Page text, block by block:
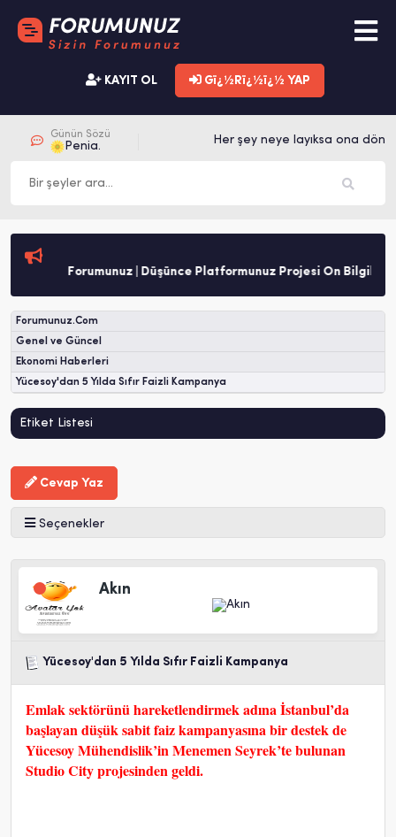
KAYIT OL Gï¿½Rï¿½ï¿½ YAP
Günün Sözü
Penia.
Her şey neye layıksa ona
Forumunuz | Düşünce Platformunuz Projesi Ön
Forumunuz.Com
Genel ve Güncel
Ekonomi Haberleri
Yücesoy'dan 5 Yılda Sıfır Faizli Kampanya
Etiket Listesi
Cevap Yaz
Seçenekler
Akın
Yücesoy'dan 5 Yılda Sıfır Faizli Kampanya
Emlak sektörünü hareketlendirmek adına İstanbul’da
başlayan düşük sabit faiz kampanyasına bir destek de
Yücesoy Mühendislik’in Menemen Seyrek’te bulunan
Studio City projesinden geldi.